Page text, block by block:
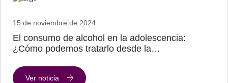
15 de noviembre de 2024
El consumo de alcohol en la adolescencia:
¿Cómo podemos tratarlo desde la…
Ver noticia